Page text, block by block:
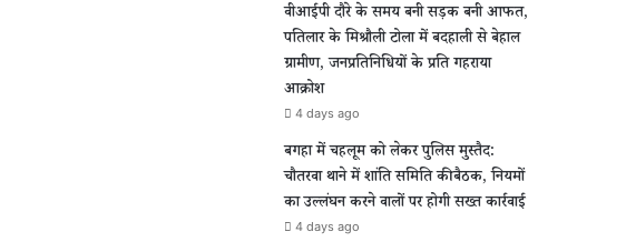
वीआईपी दौरे के समय बनी सड़क बनी आफत,
पतिलार के मिश्रौली टोला में बदहाली से बेहाल
ग्रामीण, जनप्रतिनिधियों के प्रति गहराया
आक्रोश
4 days ago
बगहा में चहलूम को लेकर पुलिस मुस्तैद:
चौतरवा थाने में शांति समिति की बैठक, नियमों
का उल्लंघन करने वालों पर होगी सख्त कार्रवाई
4 days ago